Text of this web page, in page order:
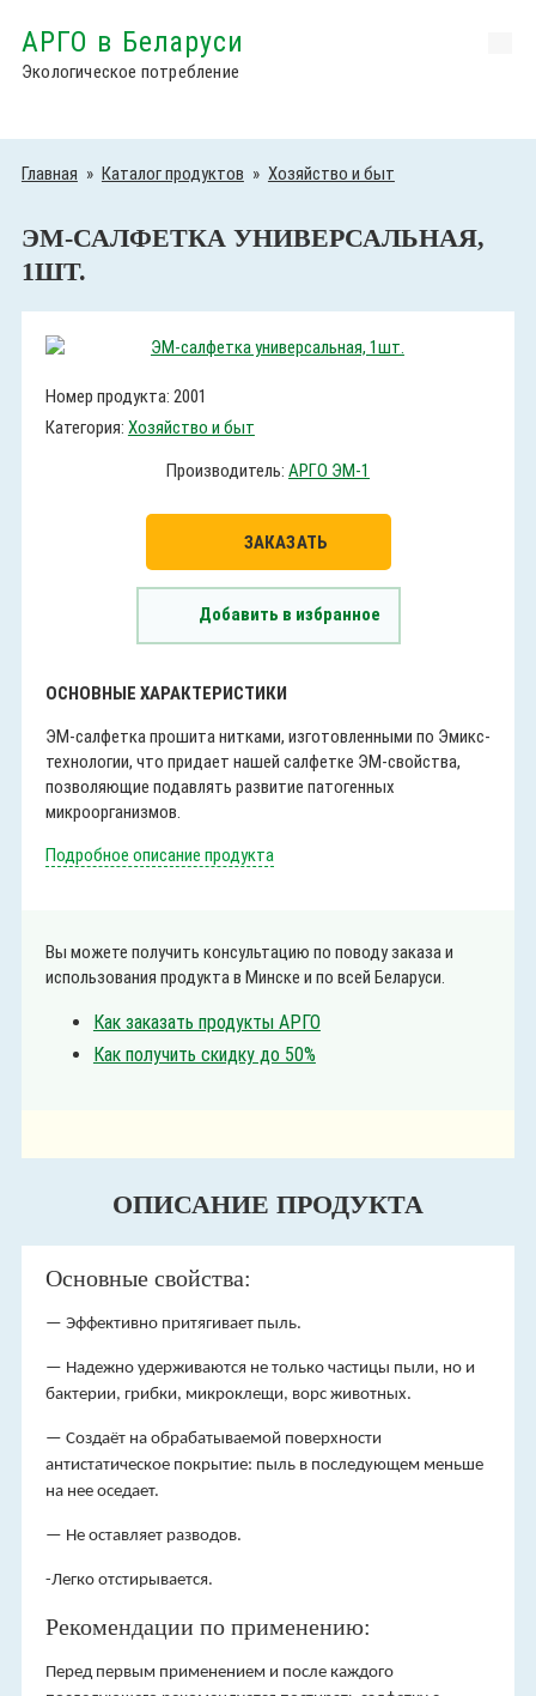
АРГО в Беларуси
Экологическое потребление
Главная » Каталог продуктов » Хозяйство и быт
ЭМ-САЛФЕТКА УНИВЕРСАЛЬНАЯ,
1ШТ.
Номер продукта: 2001
Категория: Хозяйство и быт
Производитель: АРГО ЭМ-1
ЗАКАЗАТЬ
Добавить в избранное
ОСНОВНЫЕ ХАРАКТЕРИСТИКИ
ЭМ-салфетка прошита нитками, изготовленными по Эмикс-
технологии, что придает нашей салфетке ЭМ-свойства,
позволяющие подавлять развитие патогенных
микроорганизмов.
Подробное описание продукта
Вы можете получить консультацию по поводу заказа и
использования продукта в Минске и по всей Беларуси.
Как заказать продукты АРГО
Как получить скидку до 50%
ОПИСАНИЕ ПРОДУКТА
Основные свойства:
— Эффективно притягивает пыль.
— Надежно удерживаются не только частицы пыли, но и
бактерии, грибки, микроклещи, ворс животных.
— Создаёт на обрабатываемой поверхности
антистатическое покрытие: пыль в последующем меньше
на нее оседает.
— Не оставляет разводов.
-Легко отстирывается.
Рекомендации по применению:
Перед первым применением и после каждого